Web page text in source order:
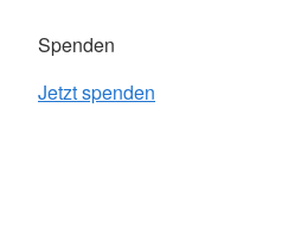
Spenden
Jetzt spenden